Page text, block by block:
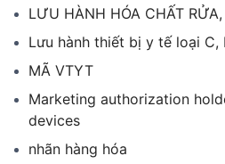
LƯU HÀNH HÓA CHẤT
Lưu hành thiết bị y tế loại C,
MÃ VTYT
Marketing authorization
devices
nhãn hàng hóa